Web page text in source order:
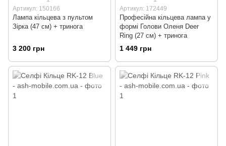
Артикул: 150166
Лампа кільцева з пультом
Зірка (47 см) + тринога
3 200 грн
Артикул: 172449
Професійна кільцева лампа у
формі Голови Оленя Deer
Ring (27 см) + тринога
1 449 грн